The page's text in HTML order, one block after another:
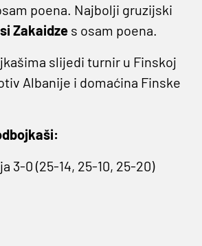
poena. Najbolji gruzijski
Zakaidze s osam poena.
slijedi turnir u Finskoj
Albanije i domaćina Finske
3-0 (25-14, 25-10, 25-20)